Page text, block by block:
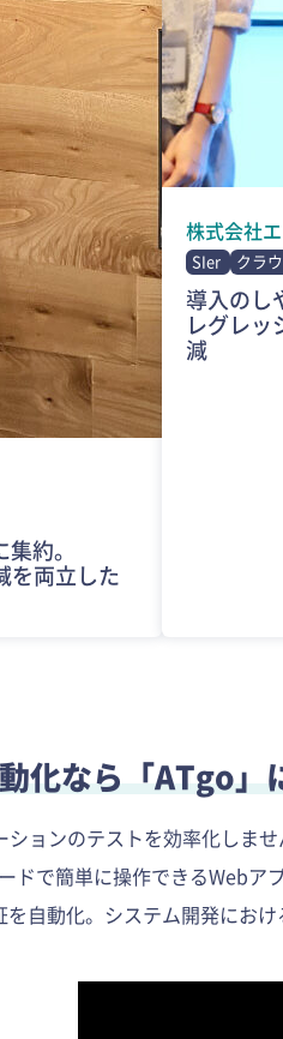
約。
を両立した
株式会社
SIer クラ
導入のし
レグレ
減
化なら「ATgo」
ションのテストを効率化しませ
ドで簡単に操作できるWebア
自動化。システム開発にお